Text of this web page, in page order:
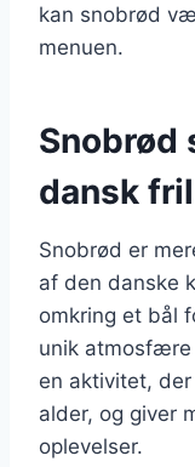
kan snobrød
menuen.
Snobrød
dansk
Snobrød er
af den danske
omkring et bål
unik
en aktivitet,
alder, og giver
oplevelser.